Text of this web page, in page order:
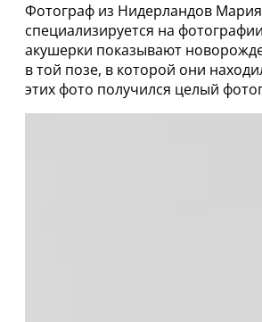
Фотограф из Нидерландов
специализируется на
акушерки показывают
в той позе, в которой они
этих фото получился целый